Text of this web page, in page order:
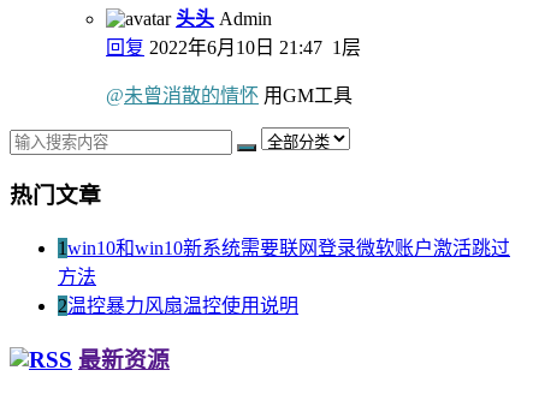
头头 Admin
回复 2022年6月10日 21:47 1层
@未曾消散的情怀 用GM工具
热门文章
1win10和win10新系统需要联网登录微软账户激活跳过
方法
2温控暴力风扇温控使用说明
最新资源